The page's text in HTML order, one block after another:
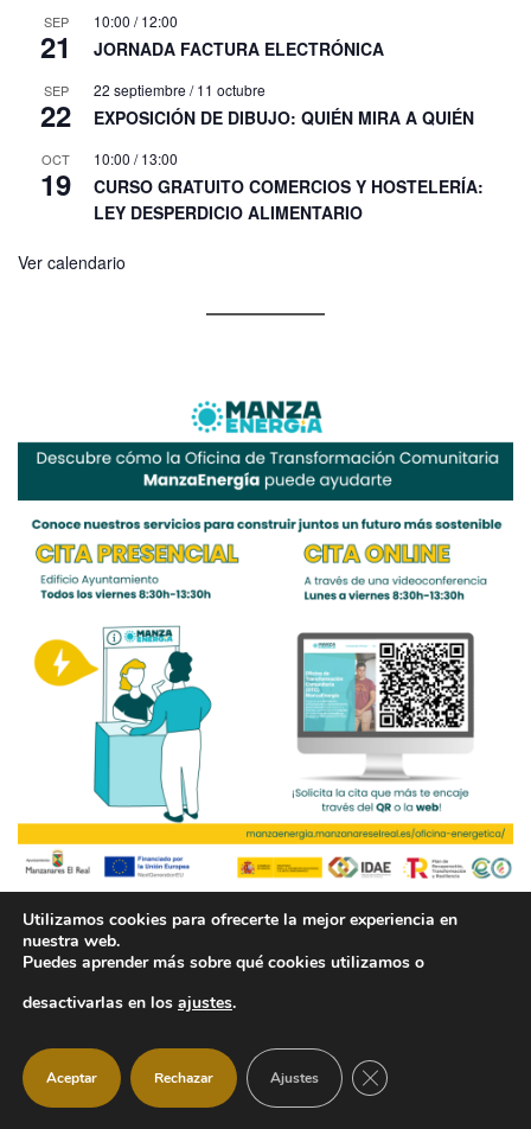
SEP
21
10:00 /12:00
JORNADA FACTURA ELECTRÓNICA
SEP
22
22 septiembre /11 octubre
EXPOSICIÓN DE DIBUJO: QUIÉN MIRA A QUIÉN
OCT
19
10:00 /13:00
CURSO GRATUITO COMERCIOS Y HOSTELERÍA:
LEY DESPERDICIO ALIMENTARIO
Ver calendario
Utilizamos cookies para ofrecerte la mejor experiencia en
nuestra web.
Puedes aprender más sobre qué cookies utilizamos o
desactivarlas en los ajustes.
Aceptar Rechazar Ajustes CERRAR EL